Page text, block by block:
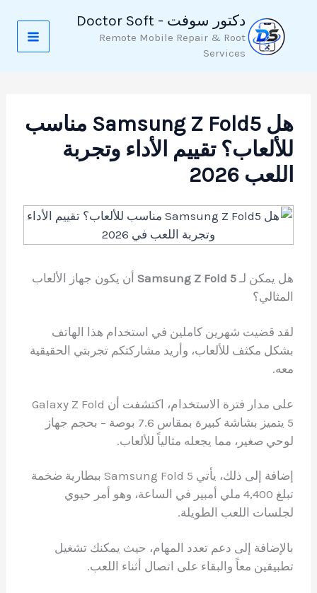
المحتوى
دكتور سوفت - Doctor Soft
Remote Mobile Repair & Root
Services
هل Samsung Z Fold5 مناسب
للألعاب؟ تقييم الأداء وتجربة
اللعب 2026
هل يمكن لـSamsung Z Fold 5 أن يكون جهاز الألعاب
المثالي؟
لقد قضيت شهرين كاملين في استخدام هذا الهاتف
بشكل مكثف للألعاب، وأريد مشاركتكم تجربتي الحقيقية
معه.
على مدار فترة الاستخدام، اكتشفت أن Galaxy Z Fold
5 يتميز بشاشة كبيرة بمقاس 7.6 بوصة – بحجم جهاز
لوحي صغير، مما يجعله مثالياً للألعاب.
إضافة إلى ذلك، يأتي Samsung Fold 5 ببطارية ضخمة
تبلغ 4,400 ملي أمبير في الساعة، وهو أمر حيوي
لجلسات اللعب الطويلة.
بالإضافة إلى دعم تعدد المهام، حيث يمكنك تشغيل
تطبيقين معاً والبقاء على اتصال أثناء اللعب.